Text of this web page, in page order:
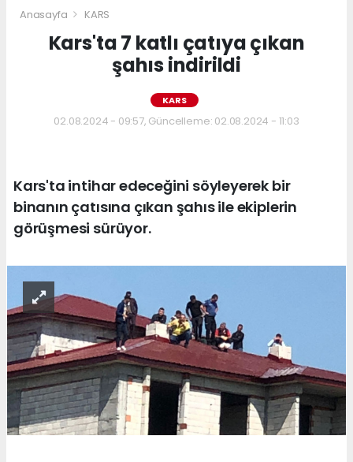
Anasayfa KARS
Kars'ta 7 katlı çatıya çıkan
şahıs indirildi
KARS
02.08.2024 - 09:57, Güncelleme: 02.08.2024 - 11:03
Kars'ta intihar edeceğini söyleyerek bir
binanın çatısına çıkan şahıs ile ekiplerin
görüşmesi sürüyor.